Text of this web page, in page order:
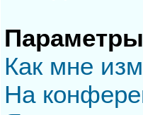
Как мне
На